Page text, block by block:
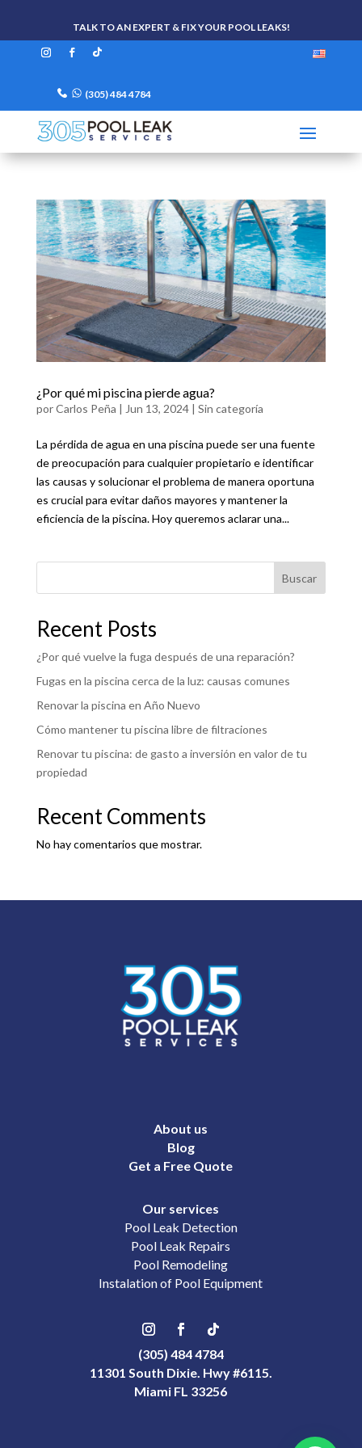
TALK TO AN EXPERT & FIX YOUR POOL LEAKS!
(305) 484 4784
¿Por qué mi piscina pierde agua?
porCarlos Peña | Jun 13, 2024| Sin categoría
La pérdida de agua en una piscina puede ser una fuente
de preocupación para cualquier propietario e identificar
las causas y solucionar el problema de manera oportuna
es crucial para evitar daños mayores y mantener la
eficiencia de la piscina. Hoy queremos aclarar una...
Buscar
Recent Posts
¿Por qué vuelve la fuga después de una reparación?
Fugas en la piscina cerca de la luz: causas comunes
Renovar la piscina en Año Nuevo
Cómo mantener tu piscina libre de filtraciones
Renovar tu piscina: de gasto a inversión en valor de tu
propiedad
Recent Comments
No hay comentarios que mostrar.
About us
Blog
Get a Free Quote
Our services
Pool Leak Detection
Pool Leak Repairs
Pool Remodeling
Instalation of Pool Equipment
(305) 484 4784
11301 South Dixie. Hwy #6115.
Miami FL 33256